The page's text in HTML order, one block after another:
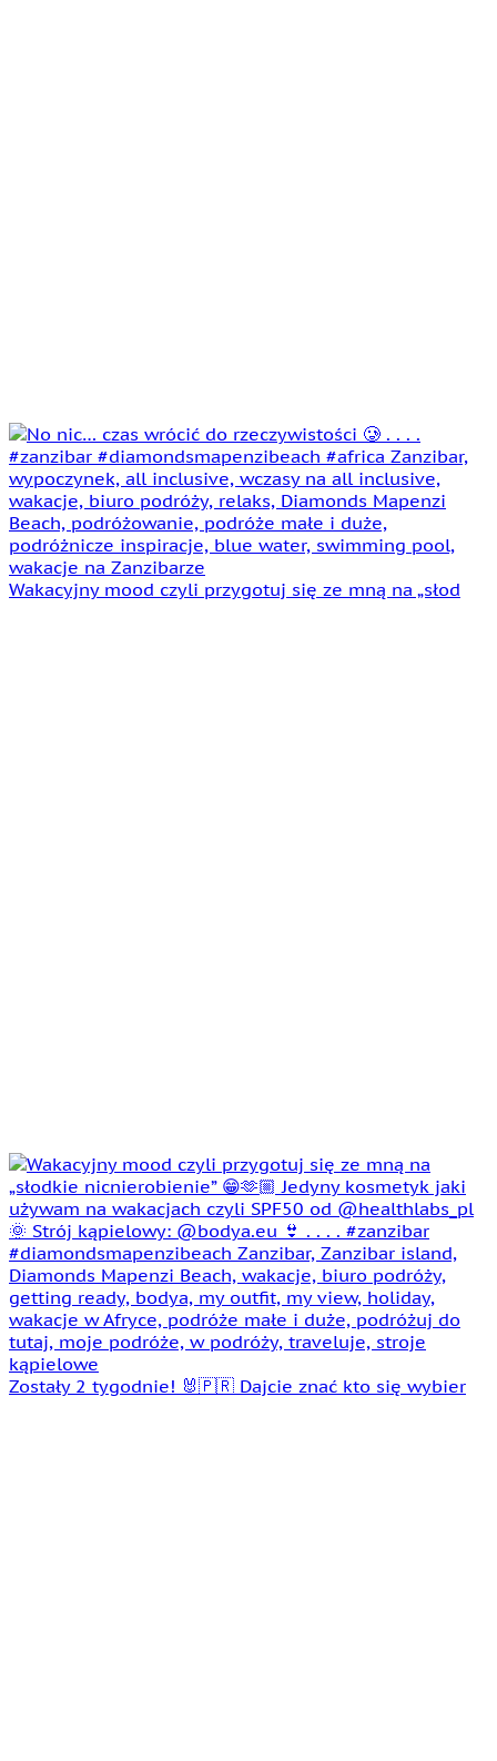
Wakacyjny mood czyli przygotuj się ze mną na „słod
Zostały 2 tygodnie! 🐰🇵🇷 Dajcie znać kto się wybier